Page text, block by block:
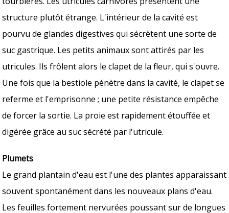
structure plutôt étrange. L'intérieur de la cavité est
pourvu de glandes digestives qui sécrètent une sorte de
suc gastrique. Les petits animaux sont attirés par les
utricules. Ils frôlent alors le clapet de la fleur, qui s'ouvre.
Une fois que la bestiole pénètre dans la cavité, le clapet se
referme et l'emprisonne ; une petite résistance empêche
de forcer la sortie. La proie est rapidement étouffée et
digérée grâce au suc sécrété par l'utricule.
Plumets
Le grand plantain d'eau est l'une des plantes apparaissant
souvent spontanément dans les nouveaux plans d'eau.
Les feuilles fortement nervurées poussant sur de longues